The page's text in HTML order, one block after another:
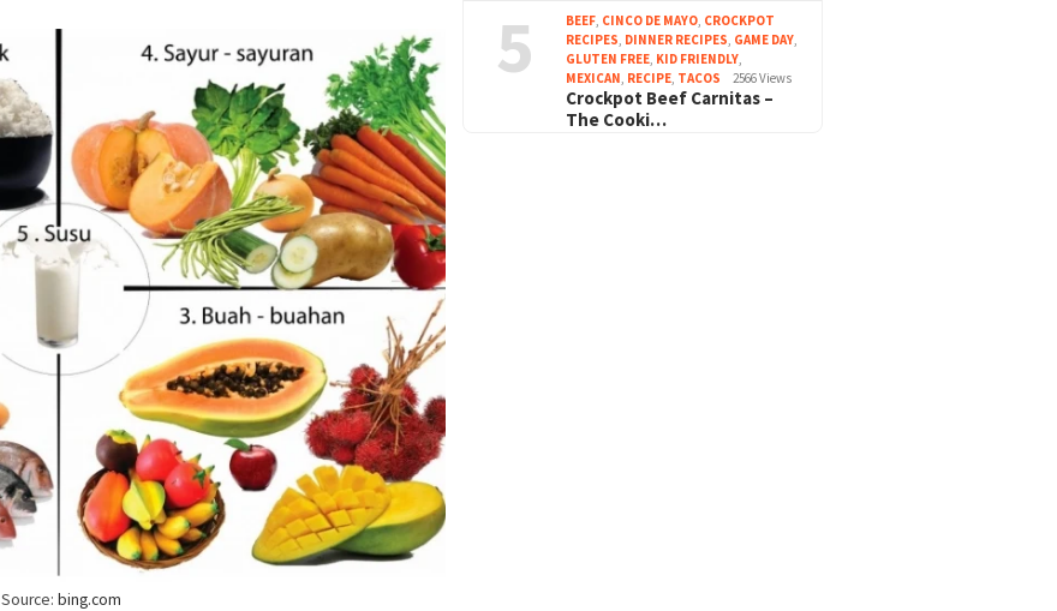
Source:bing.com
5 BEEF, CINCO DE MAYO, CROCKPOT
RECIPES, DINNER RECIPES, GAME DAY,
GLUTEN FREE, KID FRIENDLY,
MEXICAN, RECIPE, TACOS 2566 Views
Crockpot Beef Carnitas –
The Cooki…